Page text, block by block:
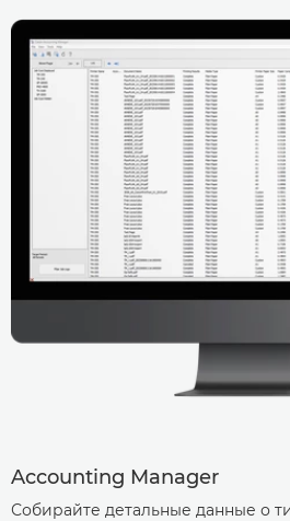
Accounting Manager
Собирайте детальные данные о